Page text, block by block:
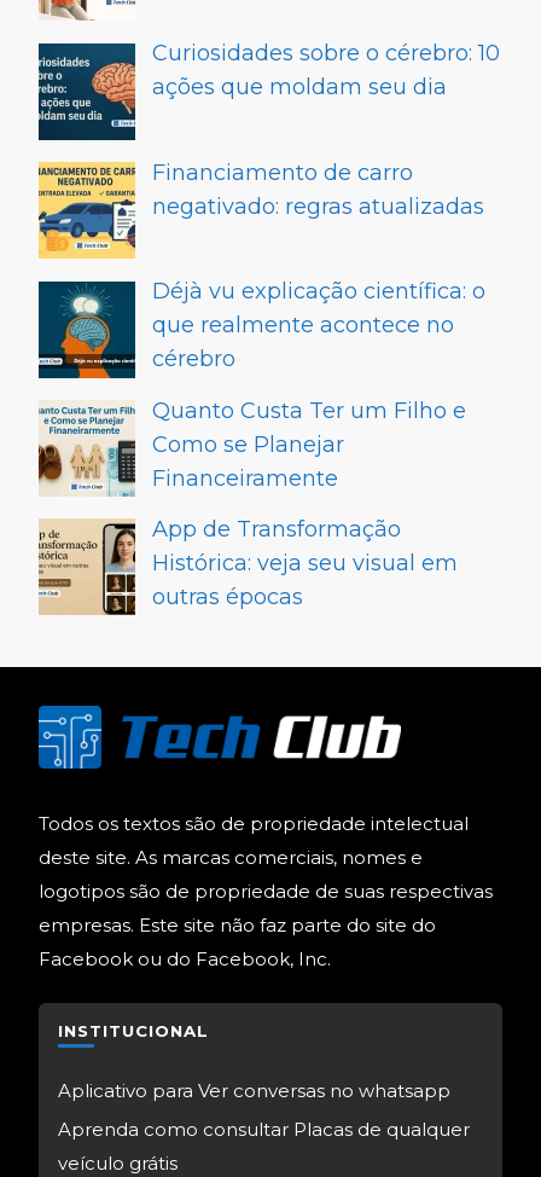
Curiosidades sobre o cérebro: 10
ações que moldam seu dia
Financiamento de carro
negativado: regras atualizadas
Déjà vu explicação científica: o
que realmente acontece no
cérebro
Quanto Custa Ter um Filho e
Como se Planejar
Financeiramente
App de Transformação
Histórica: veja seu visual em
outras épocas
Todos os textos são de propriedade intelectual
deste site. As marcas comerciais, nomes e
logotipos são de propriedade de suas respectivas
empresas. Este site não faz parte do site do
Facebook ou do Facebook, Inc.
INSTITUCIONAL
Aplicativo para Ver conversas no whatsapp
Aprenda como consultar Placas de qualquer
veículo grátis